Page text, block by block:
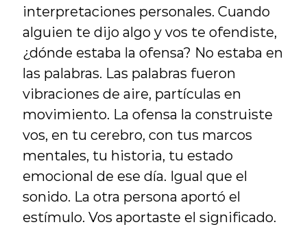
interpretaciones personales. Cuando
alguien te dijo algo y vos te ofendiste,
¿dónde estaba la ofensa? No estaba en
las palabras. Las palabras fueron
vibraciones de aire, partículas en
movimiento. La ofensa la construiste
vos, en tu cerebro, con tus marcos
mentales, tu historia, tu estado
emocional de ese día. Igual que el
sonido. La otra persona aportó el
estímulo. Vos aportaste el significado.